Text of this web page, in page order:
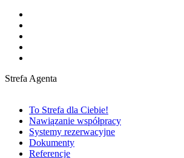
Strefa Agenta
To Strefa dla Ciebie!
Nawiązanie współpracy
Systemy rezerwacyjne
Dokumenty
Referencje